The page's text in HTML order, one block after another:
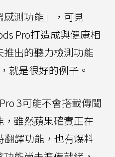
測功能」，可見
Pro打造成與健康相
出的聽力檢測功能
就是很好的例子。
3可能不會搭載傳聞
雖然蘋果確實正在
翻譯功能，也有爆料